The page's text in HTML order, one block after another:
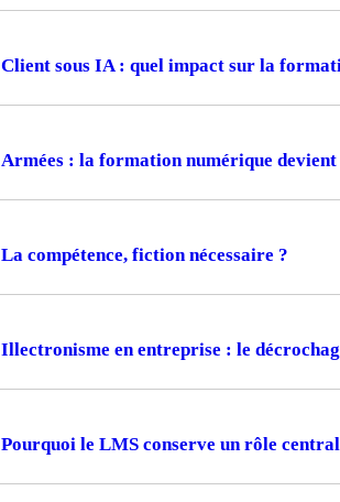
Client sous IA : quel impact sur la
Armées : la formation numérique
La compétence, fiction nécessaire ?
Illectronisme en entreprise : le
Pourquoi le LMS conserve un rôle